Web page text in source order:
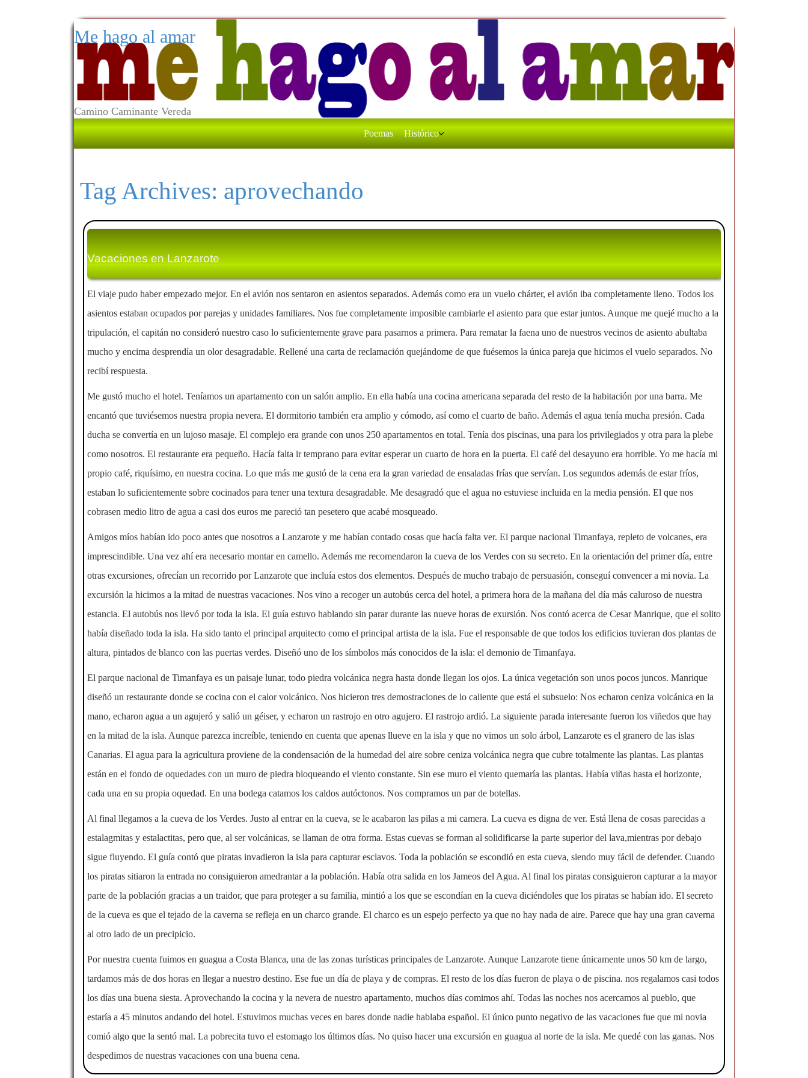
Me hago al amar
Camino Caminante Vereda
Poemas Histórico
Tag Archives: aprovechando
Vacaciones en Lanzarote
El viaje pudo haber empezado mejor. En el avión nos sentaron en asientos separados. Además como era un vuelo chárter, el avión iba completamente lleno. Todos los
asientos estaban ocupados por parejas y unidades familiares. Nos fue completamente imposible cambiarle el asiento para que estar juntos. Aunque me quejé mucho a la
tripulación, el capitán no consideró nuestro caso lo suficientemente grave para pasarnos a primera. Para rematar la faena uno de nuestros vecinos de asiento abultaba
mucho y encima desprendía un olor desagradable. Rellené una carta de reclamación quejándome de que fuésemos la única pareja que hicimos el vuelo separados. No
recibí respuesta.
Me gustó mucho el hotel. Teníamos un apartamento con un salón amplio. En ella había una cocina americana separada del resto de la habitación por una barra. Me
encantó que tuviésemos nuestra propia nevera. El dormitorio también era amplio y cómodo, así como el cuarto de baño. Además el agua tenía mucha presión. Cada
ducha se convertía en un lujoso masaje. El complejo era grande con unos 250 apartamentos en total. Tenía dos piscinas, una para los privilegiados y otra para la plebe
como nosotros. El restaurante era pequeño. Hacía falta ir temprano para evitar esperar un cuarto de hora en la puerta. El café del desayuno era horrible. Yo me hacía mi
propio café, riquísimo, en nuestra cocina. Lo que más me gustó de la cena era la gran variedad de ensaladas frías que servían. Los segundos además de estar fríos,
estaban lo suficientemente sobre cocinados para tener una textura desagradable. Me desagradó que el agua no estuviese incluida en la media pensión. El que nos
cobrasen medio litro de agua a casi dos euros me pareció tan pesetero que acabé mosqueado.
Amigos míos habían ido poco antes que nosotros a Lanzarote y me habían contado cosas que hacía falta ver. El parque nacional Timanfaya, repleto de volcanes, era
imprescindible. Una vez ahí era necesario montar en camello. Además me recomendaron la cueva de los Verdes con su secreto. En la orientación del primer día, entre
otras excursiones, ofrecían un recorrido por Lanzarote que incluía estos dos elementos. Después de mucho trabajo de persuasión, conseguí convencer a mi novia. La
excursión la hicimos a la mitad de nuestras vacaciones. Nos vino a recoger un autobús cerca del hotel, a primera hora de la mañana del día más caluroso de nuestra
estancia. El autobús nos llevó por toda la isla. El guía estuvo hablando sin parar durante las nueve horas de exursión. Nos contó acerca de Cesar Manrique, que el solito
había diseñado toda la isla. Ha sido tanto el principal arquitecto como el principal artista de la isla. Fue el responsable de que todos los edificios tuvieran dos plantas de
altura, pintados de blanco con las puertas verdes. Diseñó uno de los símbolos más conocidos de la isla: el demonio de Timanfaya.
El parque nacional de Timanfaya es un paisaje lunar, todo piedra volcánica negra hasta donde llegan los ojos. La única vegetación son unos pocos juncos. Manrique
diseñó un restaurante donde se cocina con el calor volcánico. Nos hicieron tres demostraciones de lo caliente que está el subsuelo: Nos echaron ceniza volcánica en la
mano, echaron agua a un agujeró y salió un géiser, y echaron un rastrojo en otro agujero. El rastrojo ardió. La siguiente parada interesante fueron los viñedos que hay
en la mitad de la isla. Aunque parezca increíble, teniendo en cuenta que apenas llueve en la isla y que no vimos un solo árbol, Lanzarote es el granero de las islas
Canarias. El agua para la agricultura proviene de la condensación de la humedad del aire sobre ceniza volcánica negra que cubre totalmente las plantas. Las plantas
están en el fondo de oquedades con un muro de piedra bloqueando el viento constante. Sin ese muro el viento quemaría las plantas. Había viñas hasta el horizonte,
cada una en su propia oquedad. En una bodega catamos los caldos autóctonos. Nos compramos un par de botellas.
Al final llegamos a la cueva de los Verdes. Justo al entrar en la cueva, se le acabaron las pilas a mi camera. La cueva es digna de ver. Está llena de cosas parecidas a
estalagmitas y estalactitas, pero que, al ser volcánicas, se llaman de otra forma. Estas cuevas se forman al solidificarse la parte superior del lava,mientras por debajo
sigue fluyendo. El guía contó que piratas invadieron la isla para capturar esclavos. Toda la población se escondió en esta cueva, siendo muy fácil de defender. Cuando
los piratas sitiaron la entrada no consiguieron amedrantar a la población. Había otra salida en los Jameos del Agua. Al final los piratas consiguieron capturar a la mayor
parte de la población gracias a un traidor, que para proteger a su familia, mintió a los que se escondían en la cueva diciéndoles que los piratas se habían ido. El secreto
de la cueva es que el tejado de la caverna se refleja en un charco grande. El charco es un espejo perfecto ya que no hay nada de aire. Parece que hay una gran caverna
al otro lado de un precipicio.
Por nuestra cuenta fuimos en guagua a Costa Blanca, una de las zonas turísticas principales de Lanzarote. Aunque Lanzarote tiene únicamente unos 50 km de largo,
tardamos más de dos horas en llegar a nuestro destino. Ese fue un día de playa y de compras. El resto de los días fueron de playa o de piscina. nos regalamos casi todos
los días una buena siesta. Aprovechando la cocina y la nevera de nuestro apartamento, muchos días comimos ahí. Todas las noches nos acercamos al pueblo, que
estaría a 45 minutos andando del hotel. Estuvimos muchas veces en bares donde nadie hablaba español. El único punto negativo de las vacaciones fue que mi novia
comió algo que la sentó mal. La pobrecita tuvo el estomago los últimos días. No quiso hacer una excursión en guagua al norte de la isla. Me quedé con las ganas. Nos
despedimos de nuestras vacaciones con una buena cena.